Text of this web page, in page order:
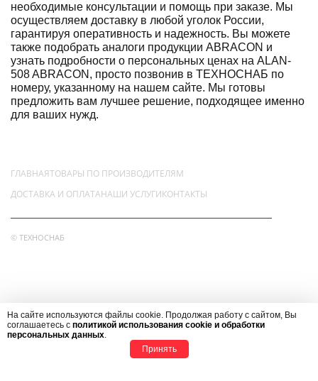
необходимые консультации и помощь при заказе. Мы
осуществляем доставку в любой уголок России,
гарантируя оперативность и надежность. Вы можете
также подобрать аналоги продукции ABRACON и
узнать подробности о персональных ценах на ALAN-
508 ABRACON, просто позвонив в ТЕХНОСНАБ по
номеру, указанному на нашем сайте. Мы готовы
предложить вам лучшее решение, подходящее именно
для ваших нужд.
ГЛАВНАЯТОВАРЫ ПО ПРОИЗВОДИТЕЛЯМ
ДОСТАВКА И ОПЛАТАНАШИ УСЛУГИКОНТАКТЫ
© ТЕХНОСНАБ
123290, РОССИЯ, Г.МОСКВА, ВН.ТЕР.Г. МУНИЦИПАЛЬНЫЙ ОКРУГ
ПРЕСНЕНСКИЙ,
ПРОЕЗД ШМИТОВСКИЙ, Д 39, КОРП 2, ПОМЕЩ. 5К
На сайте используются файлы cookie. Продолжая работу с сайтом, Вы
соглашаетесь с политикой использования cookie и обработки
персональных данных
Принять